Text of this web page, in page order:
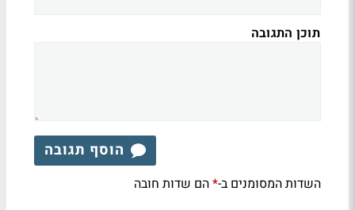
תוכן התגובה
הוסף תגובה
השדות המסומנים ב-*הם שדות חובה